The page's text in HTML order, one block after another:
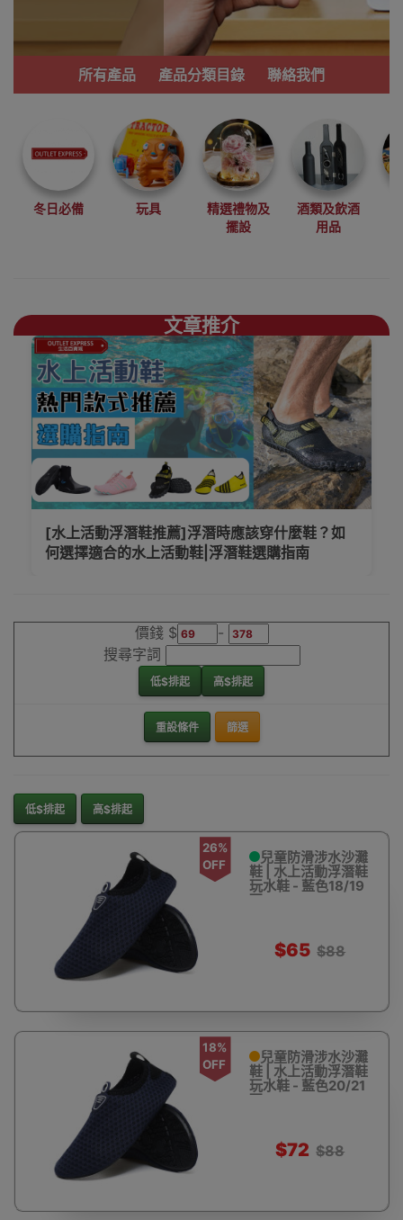
功能齊備的產
品。
我們每月會固定
尋找最更新、最
潮、有特色而且
優惠的優質產
品，從用家的角
度為你帶來你的
最好選擇。
所有產品 產品分類目錄 聯絡我們
冬日必備 玩具
精選禮物及
擺設
酒類及飲酒
用品
文章推介
[水上活動浮潛鞋推薦]浮潛時應該穿什麼鞋？如
何選擇適合的水上活動鞋|浮潛鞋選購指南
價錢 $
-
搜尋字詞
低$排起 高$排起
重設條件 篩選
低$排起 高$排起
26%
OFF
兒童防滑涉水沙灘
鞋 | 水上活動浮潛鞋
玩水鞋 - 藍色18/19
碼
$65 $88
18%
OFF
兒童防滑涉水沙灘
鞋 | 水上活動浮潛鞋
玩水鞋 - 藍色20/21
碼
$72 $88